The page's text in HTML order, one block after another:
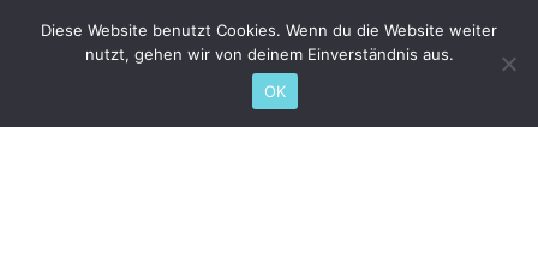
Diese Website benutzt Cookies. Wenn du die Website weiter
nutzt, gehen wir von deinem Einverständnis aus.
OK